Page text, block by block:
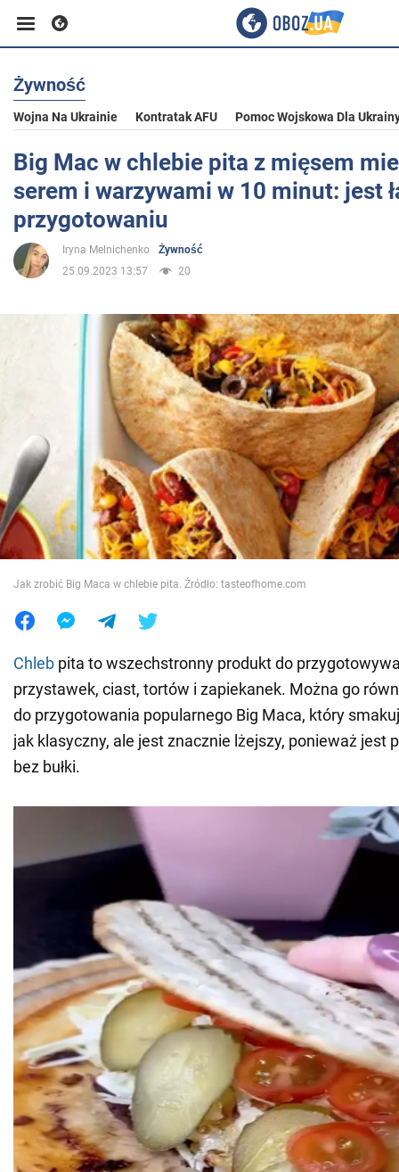
Biznes
Sport
Życie
Społeczeństwo
Wojna na Ukrainie
Świat
Jedzenie
Żywność
Wojna Na Ukrainie Kontratak AFU Pomoc Wojskowa Dla
Big Mac w chlebie pita z mięsem
serem i warzywami w 10 minut: jest
przygotowaniu
Iryna Melnichenko
Żywność
25.09.2023 13:57
20
Jak zrobić Big Maca w chlebie pita. Źródło: tasteofhome.com
Chleb pita to wszechstronny produkt do
przystawek, ciast, tortów i zapiekanek. Można go
do przygotowania popularnego Big Maca, który
jak klasyczny, ale jest znacznie lżejszy, ponieważ jest
bez bułki.